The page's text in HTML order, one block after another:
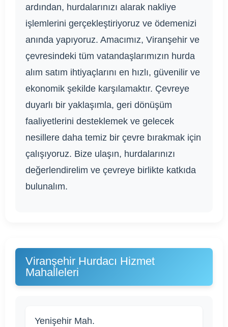
ardından, hurdalarınızı alarak nakliye
işlemlerini gerçekleştiriyoruz ve ödemenizi
anında yapıyoruz. Amacımız, Viranşehir ve
çevresindeki tüm vatandaşlarımızın hurda
alım satım ihtiyaçlarını en hızlı, güvenilir ve
ekonomik şekilde karşılamaktır. Çevreye
duyarlı bir yaklaşımla, geri dönüşüm
faaliyetlerini desteklemek ve gelecek
nesillere daha temiz bir çevre bırakmak için
çalışıyoruz. Bize ulaşın, hurdalarınızı
değerlendirelim ve çevreye birlikte katkıda
bulunalım.
Viranşehir Hurdacı Hizmet
Mahalleleri
Yenişehir Mah.